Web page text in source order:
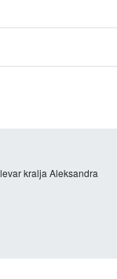
kralja Aleksandra